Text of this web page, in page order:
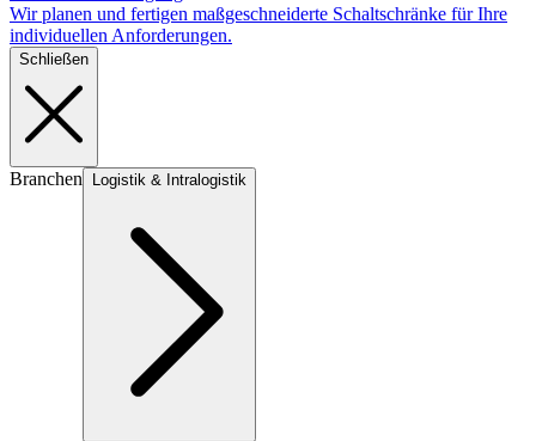
Wir planen und fertigen maßgeschneiderte Schaltschränke für Ihre
individuellen Anforderungen.
Schließen
Branchen Logistik & Intralogistik